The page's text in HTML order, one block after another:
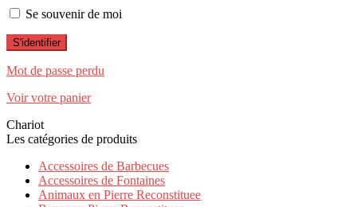
Se souvenir de moi
Mot de passe perdu
Voir votre panier
Chariot
Les catégories de produits
Accessoires de Barbecues
Accessoires de Fontaines
Animaux en Pierre Reconstituee